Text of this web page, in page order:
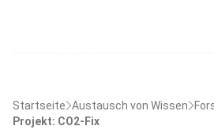
Startseite Austausch von Wissen
Projekt: CO2-Fix